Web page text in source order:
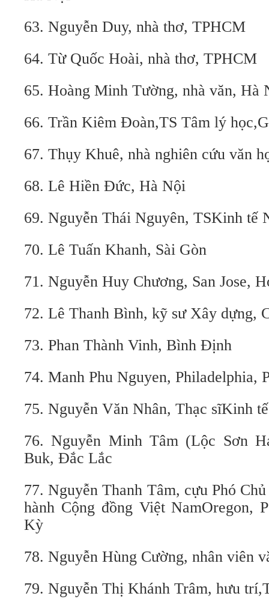
63. Nguyễn Duy, nhà thơ, TPHCM
64. Từ Quốc Hoài, nhà thơ, TPHCM
65. Hoàng Minh Tường, nhà văn, Hà
66. Trần Kiêm Đoàn,TS Tâm lý
67. Thụy Khuê, nhà nghiên cứu văn
68. Lê Hiền Đức, Hà Nội
69. Nguyễn Thái Nguyên, TSKinh tế
70. Lê Tuấn Khanh, Sài Gòn
71. Nguyễn Huy Chương, San Jose,
72. Lê Thanh Bình, kỹ sư Xây dựng,
73. Phan Thành Vinh, Bình Định
74. Manh Phu Nguyen, Philadelphia,
75. Nguyễn Văn Nhân, Thạc sĩKinh
76. Nguyễn Minh Tâm (Lộc Sơn
Buk, Đắc Lắc
77. Nguyễn Thanh Tâm, cựu Phó
hành Cộng đồng Việt NamOregon,
Kỳ
78. Nguyễn Hùng Cường, nhân viên
79. Nguyễn Thị Khánh Trâm, hưu